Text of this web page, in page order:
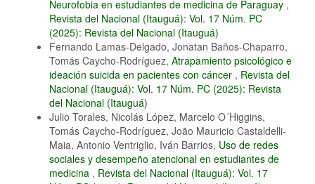
Neurofobia en estudiantes de medicina de Paraguay ,
Revista del Nacional (Itauguá): Vol. 17 Núm. PC
(2025): Revista del Nacional (Itauguá)
Fernando Lamas-Delgado, Jonatan Baños-Chaparro,
Tomás Caycho-Rodríguez, Atrapamiento psicológico e
ideación suicida en pacientes con cáncer , Revista del
Nacional (Itauguá): Vol. 17 Núm. PC (2025): Revista
del Nacional (Itauguá)
Julio Torales, Nicolás López, Marcelo O´Higgins,
Tomás Caycho-Rodríguez, João Mauricio Castaldelli-
Maia, Antonio Ventriglio, Iván Barrios, Uso de redes
sociales y desempeño atencional en estudiantes de
medicina , Revista del Nacional (Itauguá): Vol. 17